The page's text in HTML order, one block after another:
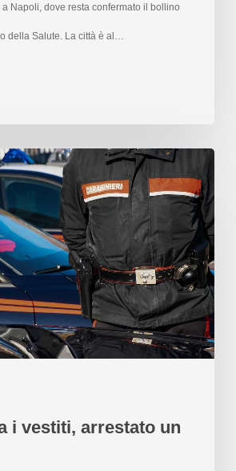
Napoli, dove resta confermato il bollino
della Salute. La città è al…
i vestiti, arrestato un